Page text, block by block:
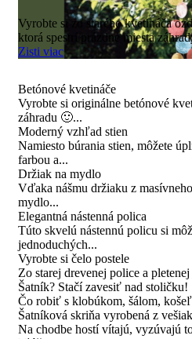
Vyrobte si zo starého kvetináča
ktorá spestrí prázdne miesta
Zisti viac
Betónové kvetináče
Vyrobte si originálne betónové
záhradu 🙂...
Moderný vzhľad stien
Namiesto búrania stien, môžete
farbou a...
Držiak na mydlo
Vďaka nášmu držiaku z
mydlo...
Elegantná nástenná polica
Túto skvelú nástennú policu si
jednoduchých...
Vyrobte si čelo postele
Zo starej drevenej police a
Šatník? Stačí zavesiť nad stoličku!
Čo robiť s klobúkom, šálom,
Šatníková skriňa vyrobená z
Na chodbe hostí vítajú, vyzúvajú